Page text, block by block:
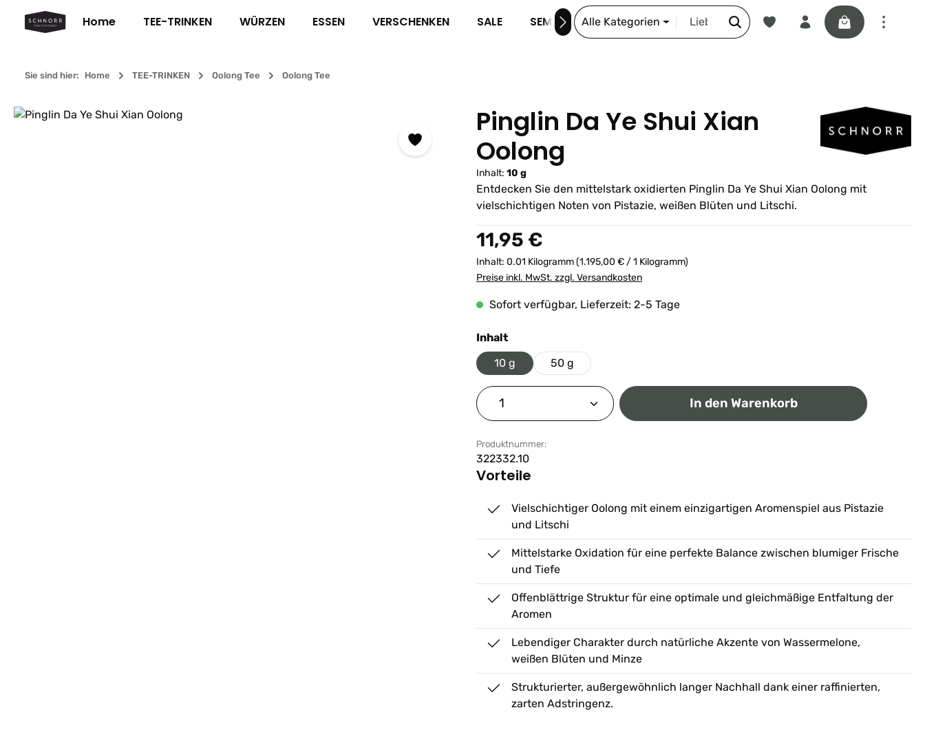
Hauptinhalt springen
Zur Suche springen
Zur Hauptnavigation springen
Home TEE-TRINKEN WÜRZEN ESSEN VERSCHENKEN SALE SEMINARE DIE SCHNORR-STORY
Alle Kategorien
Du hast 0 Produkte auf dem
Warenkorb
Sie sind hier: Home TEE-TRINKEN Oolong Tee Oolong Tee
Bildergalerie überspringen
Pinglin Da Ye Shui Xian
Oolong
Inhalt: 10 g
Entdecken Sie den mittelstark oxidierten Pinglin Da Ye Shui Xian Oolong mit
vielschichtigen Noten von Pistazie, weißen Blüten und Litschi.
Regulärer Preis:
11,95 €
Inhalt: 0.01 Kilogramm(1.195,00 € / 1 Kilogramm)
Preise inkl. MwSt. zzgl. Versandkosten
Sofort verfügbar, Lieferzeit: 2-5 Tage
Inhaltauswählen
10 g
50 g
Produkt Anzahl: Gib den gewünschten Wert ein oder
In den Warenkorb
Produktnummer:
322332.10
Vorteile
Vielschichtiger Oolong mit einem einzigartigen Aromenspiel aus Pistazie
und Litschi
Mittelstarke Oxidation für eine perfekte Balance zwischen blumiger Frische
und Tiefe
Offenblättrige Struktur für eine optimale und gleichmäßige Entfaltung der
Aromen
Lebendiger Charakter durch natürliche Akzente von Wassermelone,
weißen Blüten und Minze
Strukturierter, außergewöhnlich langer Nachhall dank einer raffinierten,
zarten Adstringenz.